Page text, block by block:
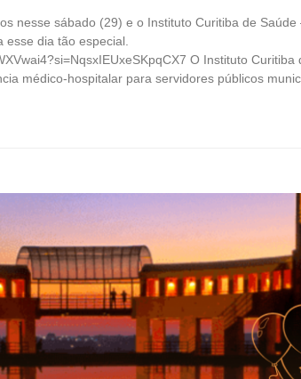
nesse sábado (29) e o Instituto Curitiba de Saúde
dia tão especial.
O Instituto Curitiba
médico-hospitalar para servidores públicos